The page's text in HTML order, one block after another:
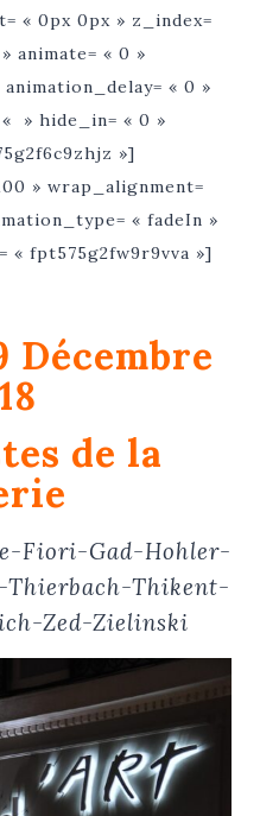
« 0px 0px » z_index=
animate= « 0 »
« 0 »
» hide_in= « 0 »
»]
» wrap_alignment=
« fadeIn »
« fpt575g2fw9r9vva »]
Décembre
de la
Fiori-Gad-Hohler-
Thierbach-Thikent-
Zed-Zielinski